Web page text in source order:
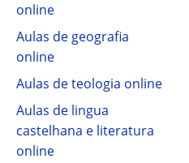
online
Aulas de geografia
online
Aulas de teologia online
Aulas de lingua
castelhana e literatura
online